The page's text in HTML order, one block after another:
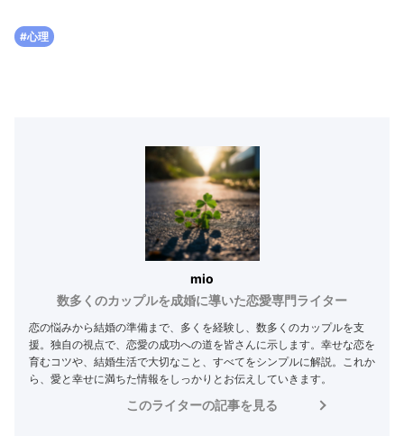
#心理
mio
数多くのカップルを成婚に導いた恋愛専門ライター
恋の悩みから結婚の準備まで、多くを経験し、数多くのカップルを支
援。独自の視点で、恋愛の成功への道を皆さんに示します。幸せな恋を
育むコツや、結婚生活で大切なこと、すべてをシンプルに解説。これか
ら、愛と幸せに満ちた情報をしっかりとお伝えしていきます。
このライターの記事を見る